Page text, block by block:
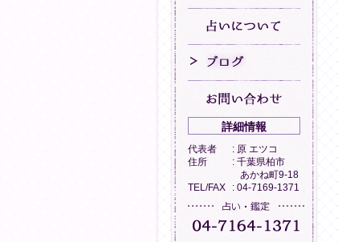
詳細情報
代表者
: 原 エツコ
住所
: 千葉県柏市
あかね町9-18
TEL/FAX
: 04-7169-1371